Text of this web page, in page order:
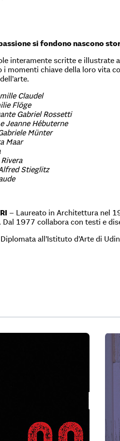
si fondono nascono
interamente scritte e illustrate
i momenti chiave della loro vita
Claudel
Flöge
Gabriel Rossetti
Jeanne Hébuterne
Münter
Maar
Stieglitz
– Laureato in Architettura nel
Dal 1977 collabora con testi e
all’Istituto d’Arte di